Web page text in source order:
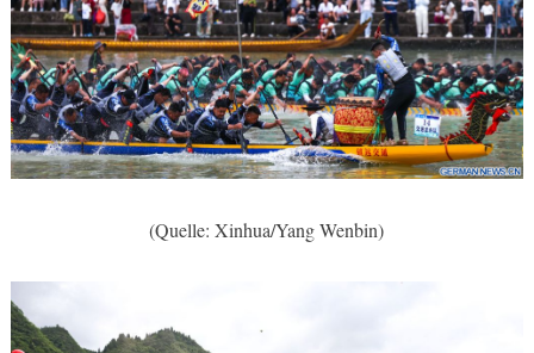
(Quelle: Xinhua/Yang Wenbin)